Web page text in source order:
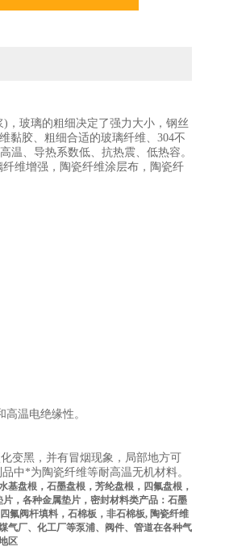
，玻璃的粗细决定了强力大小，钢丝
黏胶、粗细合适的玻璃纤维、304不
温、导热系数低、抗热震、低热容。
维增强，陶瓷纤维涂层布，陶瓷纤
温电绝缘性。
变黑，并有冒烟现象，局部地方可
中*为陶瓷纤维等耐高温无机材料。
盘根，石墨盘根，芳纶盘根，四氟盘根，
，各种金属垫片，密封材料类产品：石墨
氟阀杆填料，石棉板，非石棉板, 陶瓷纤维
气厂、化工厂等泵浦、阀件、管道在各种气
区